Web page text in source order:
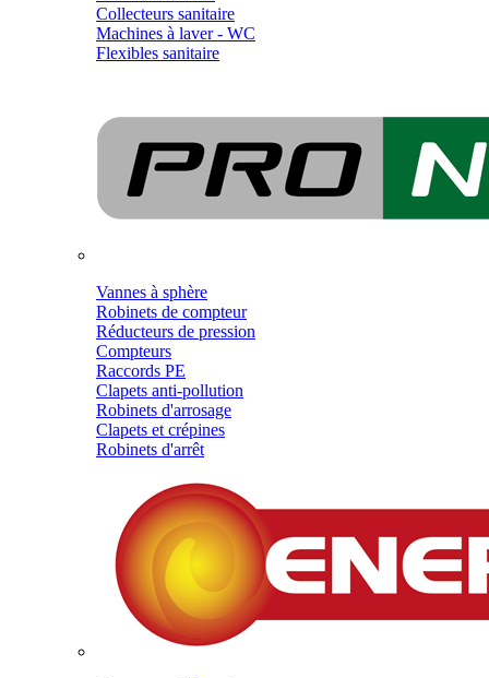
Collecteurs sanitaire
Machines à laver - WC
Flexibles sanitaire
Vannes à sphère
Robinets de compteur
Réducteurs de pression
Compteurs
Raccords PE
Clapets anti-pollution
Robinets d'arrosage
Clapets et crépines
Robinets d'arrêt